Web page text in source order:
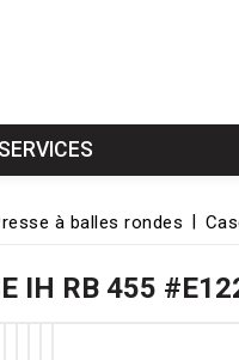
à balles rondes
IH RB 455